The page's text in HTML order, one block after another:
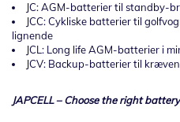
JC: AGM-batterier til standby-
JCC: Cykliske batterier til
lignende
JCL: Long life AGM-batterier i
JCV: Backup-batterier til
JAPCELL – Choose the right battery